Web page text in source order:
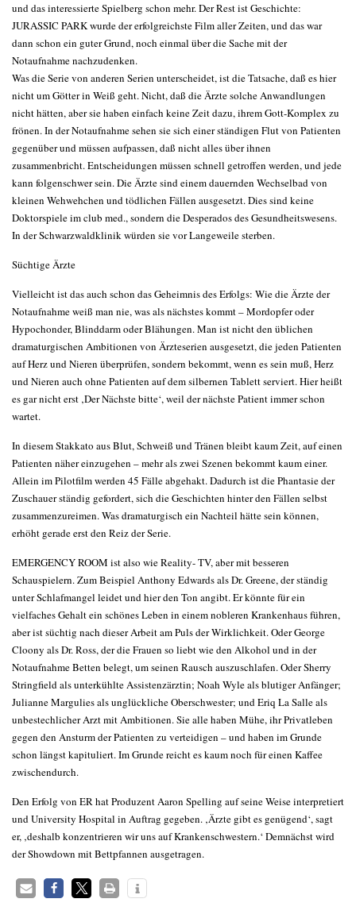
und das interessierte Spielberg schon mehr. Der Rest ist Geschichte:
JURASSIC PARK wurde der erfolgreichste Film aller Zeiten, und das war
dann schon ein guter Grund, noch einmal über die Sache mit der
Notaufnahme nachzudenken.
Was die Serie von anderen Serien unterscheidet, ist die Tatsache, daß es hier
nicht um Götter in Weiß geht. Nicht, daß die Ärzte solche Anwandlungen
nicht hätten, aber sie haben einfach keine Zeit dazu, ihrem Gott-Komplex zu
frönen. In der Notaufnahme sehen sie sich einer ständigen Flut von Patienten
gegenüber und müssen aufpassen, daß nicht alles über ihnen
zusammenbricht. Entscheidungen müssen schnell getroffen werden, und jede
kann folgenschwer sein. Die Ärzte sind einem dauernden Wechselbad von
kleinen Wehwehchen und tödlichen Fällen ausgesetzt. Dies sind keine
Doktorspiele im club med., sondern die Desperados des Gesundheitswesens.
In der Schwarzwaldklinik würden sie vor Langeweile sterben.
Süchtige Ärzte
Vielleicht ist das auch schon das Geheimnis des Erfolgs: Wie die Ärzte der
Notaufnahme weiß man nie, was als nächstes kommt – Mordopfer oder
Hypochonder, Blinddarm oder Blähungen. Man ist nicht den üblichen
dramaturgischen Ambitionen von Ärzteserien ausgesetzt, die jeden Patienten
auf Herz und Nieren überprüfen, sondern bekommt, wenn es sein muß, Herz
und Nieren auch ohne Patienten auf dem silbernen Tablett serviert. Hier heißt
es gar nicht erst ‚Der Nächste bitte‘, weil der nächste Patient immer schon
wartet.
In diesem Stakkato aus Blut, Schweiß und Tränen bleibt kaum Zeit, auf einen
Patienten näher einzugehen – mehr als zwei Szenen bekommt kaum einer.
Allein im Pilotfilm werden 45 Fälle abgehakt. Dadurch ist die Phantasie der
Zuschauer ständig gefordert, sich die Geschichten hinter den Fällen selbst
zusammenzureimen. Was dramaturgisch ein Nachteil hätte sein können,
erhöht gerade erst den Reiz der Serie.
EMERGENCY ROOM ist also wie Reality- TV, aber mit besseren
Schauspielern. Zum Beispiel Anthony Edwards als Dr. Greene, der ständig
unter Schlafmangel leidet und hier den Ton angibt. Er könnte für ein
vielfaches Gehalt ein schönes Leben in einem nobleren Krankenhaus führen,
aber ist süchtig nach dieser Arbeit am Puls der Wirklichkeit. Oder George
Cloony als Dr. Ross, der die Frauen so liebt wie den Alkohol und in der
Notaufnahme Betten belegt, um seinen Rausch auszuschlafen. Oder Sherry
Stringfield als unterkühlte Assistenzärztin; Noah Wyle als blutiger Anfänger;
Julianne Margulies als unglückliche Oberschwester; und Eriq La Salle als
unbestechlicher Arzt mit Ambitionen. Sie alle haben Mühe, ihr Privatleben
gegen den Ansturm der Patienten zu verteidigen – und haben im Grunde
schon längst kapituliert. Im Grunde reicht es kaum noch für einen Kaffee
zwischendurch.
Den Erfolg von ER hat Produzent Aaron Spelling auf seine Weise interpretiert
und University Hospital in Auftrag gegeben. ‚Ärzte gibt es genügend‘, sagt
er, ‚deshalb konzentrieren wir uns auf Krankenschwestern.‘ Demnächst wird
der Showdown mit Bettpfannen ausgetragen.